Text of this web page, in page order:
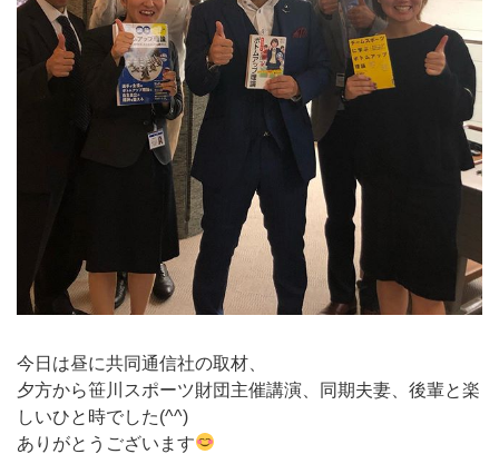
今日は昼に共同通信社の取材、
夕方から笹川スポーツ財団主催講演、同期夫妻、後輩と楽
しいひと時でした(^^)
ありがとうございます